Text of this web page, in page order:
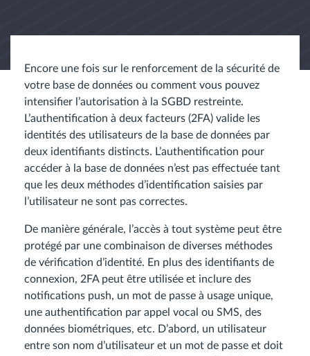
Encore une fois sur le renforcement de la sécurité de
votre base de données ou comment vous pouvez
intensifier l’autorisation à la SGBD restreinte.
L’authentification à deux facteurs (2FA) valide les
identités des utilisateurs de la base de données par
deux identifiants distincts. L’authentification pour
accéder à la base de données n’est pas effectuée tant
que les deux méthodes d’identification saisies par
l’utilisateur ne sont pas correctes.
De manière générale, l’accès à tout système peut être
protégé par une combinaison de diverses méthodes
de vérification d’identité. En plus des identifiants de
connexion, 2FA peut être utilisée et inclure des
notifications push, un mot de passe à usage unique,
une authentification par appel vocal ou SMS, des
données biométriques, etc. D’abord, un utilisateur
entre son nom d’utilisateur et un mot de passe et doit